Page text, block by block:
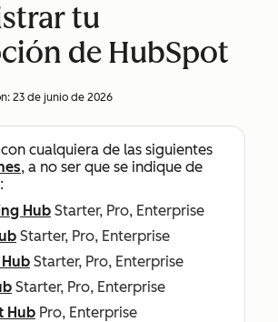
tu
de HubSpot
23 de junio de 2026
cualquiera de las siguientes
, a no ser que se indique de
Hub Starter, Pro, Enterprise
Starter, Pro, Enterprise
Starter, Pro, Enterprise
Starter, Pro, Enterprise
Hub Pro, Enterprise